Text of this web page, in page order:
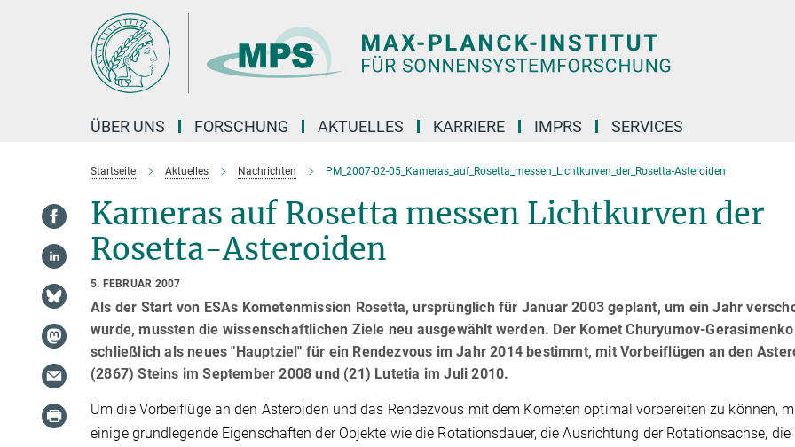
ÜBER UNS FORSCHUNG AKTUELLES KARRIERE IMPRS SERVICES
Startseite Aktuelles Nachrichten PM_2007-02-05_Kameras_auf_Rosetta_messen_Lichtkurven_der_Rosetta-Asteroiden
Kameras auf Rosetta messen Lichtkurven der
Rosetta-Asteroiden
5. FEBRUAR 2007
Als der Start von ESAs Kometenmission Rosetta, ursprünglich für Januar 2003 geplant, um ein Jahr
wurde, mussten die wissenschaftlichen Ziele neu ausgewählt werden. Der Komet Churyumov-
schließlich als neues "Hauptziel" für ein Rendezvous im Jahr 2014 bestimmt, mit Vorbeiflügen an den
(2867) Steins im September 2008 und (21) Lutetia im Juli 2010.
Um die Vorbeiflüge an den Asteroiden und das Rendezvous mit dem Kometen optimal vorbereiten zu können,
einige grundlegende Eigenschaften der Objekte wie die Rotationsdauer, die Ausrichtung der Rotationsachse, die